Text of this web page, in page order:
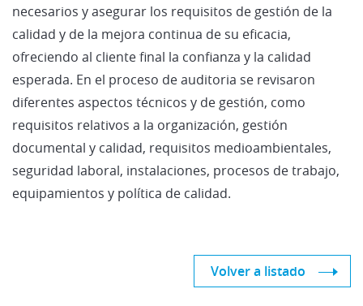
necesarios y asegurar los requisitos de gestión de la
calidad y de la mejora continua de su eficacia,
ofreciendo al cliente final la confianza y la calidad
esperada. En el proceso de auditoria se revisaron
diferentes aspectos técnicos y de gestión, como
requisitos relativos a la organización, gestión
documental y calidad, requisitos medioambientales,
seguridad laboral, instalaciones, procesos de trabajo,
equipamientos y política de calidad.
Volver a listado